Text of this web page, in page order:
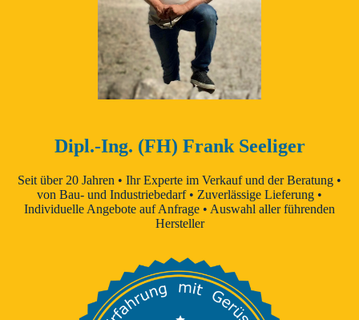
Dipl.-Ing. (FH) Frank Seeliger
Seit über 20 Jahren • Ihr Experte im Verkauf und der Beratung •
von Bau- und Industriebedarf • Zuverlässige Lieferung •
Individuelle Angebote auf Anfrage • Auswahl aller führenden
Hersteller